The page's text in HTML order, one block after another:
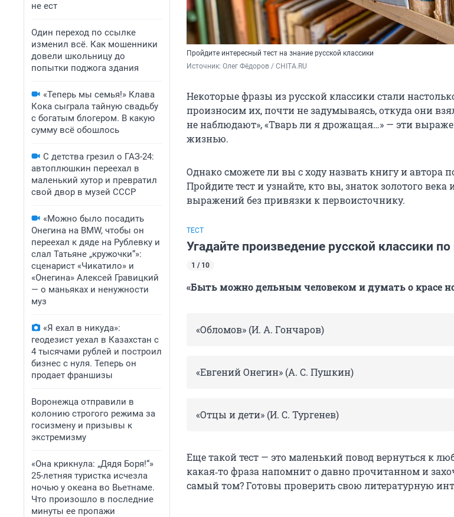
не ест
Один переход по ссылке
изменил всё. Как мошенники
довели школьницу до
попытки поджога здания
«Теперь мы семья!» Клава
Кока сыграла тайную свадьбу
с богатым блогером. В какую
сумму всё обошлось
С детства грезил о ГАЗ-24:
автоплюшкин переехал в
маленький хутор и превратил
свой двор в музей СССР
«Можно было посадить
Онегина на BMW, чтобы он
переехал к дяде на Рублевку и
слал Татьяне „кружочки“»:
сценарист «Чикатило» и
«Онегина» Алексей Гравицкий
— о маньяках и ненужности
муз
«Я ехал в никуда»:
геодезист уехал в Казахстан с
4 тысячами рублей и построил
бизнес с нуля. Теперь он
продает франшизы
Воронежца отправили в
колонию строгого режима за
госизмену и призывы к
экстремизму
«Она крикнула: „Дядя Боря!“»
25-летняя туристка исчезла
ночью у океана во Вьетнаме.
Что произошло в последние
минуты ее пропажи
Пройдите интересный тест на знание русской классики
Источник: Олег Фёдоров / CHITA.RU
Некоторые фразы из русской классики стали
произносим их, почти не задумываясь, откуда они
не наблюдают», «Тварь ли я дрожащая…» — эти
жизнью.
Однако сможете ли вы с ходу назвать книгу и автора
Пройдите тест и узнайте, кто вы, знаток золотого
выражений без привязки к первоисточнику.
ТЕСТ
Угадайте произведение русской классики по
1 / 10
«Быть можно дельным человеком и думать о красе
«Обломов» (И. А. Гончаров)
«Евгений Онегин» (А. С. Пушкин)
«Отцы и дети» (И. С. Тургенев)
Еще такой тест — это маленький повод вернуться к
какая‑то фраза напомнит о давно прочитанном и
самый том? Готовы проверить свою литературную